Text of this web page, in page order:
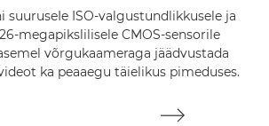
suuruseIe ISO-valgustundlikkusele ja
megapikslilisele CMOS-sensorile
võrgukaameraga jäädvustada
ka peaaegu täielikus pimeduses.